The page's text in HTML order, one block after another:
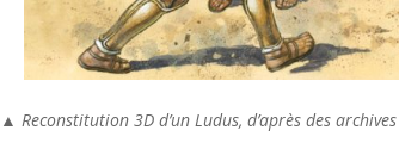
▲ Reconstitution 3D d’un Ludus, d’après des